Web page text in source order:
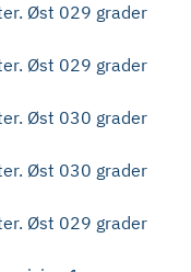
Øst 029 grader
Øst 029 grader
Øst 030 grader
Øst 030 grader
Øst 029 grader